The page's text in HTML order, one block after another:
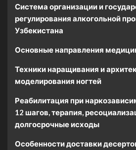
Система организации и
регулирования алкогольной
Узбекистана
Основные направления
Техники наращивания и
моделирования ногтей
Реабилитация при
12 шагов, терапия,
долгосрочные исходы
Особенности доставки